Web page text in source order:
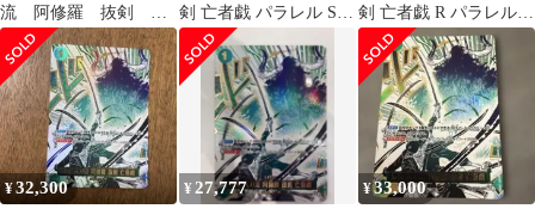
流 阿修羅 抜剣 亡
者戯
剣 亡者戯 パラレル SP
ローダー
剣 亡者戯 R パラレル
OP12-037
¥32,300 ¥ 27,777 ¥33,000